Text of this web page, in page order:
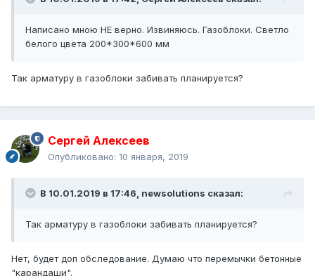
Написано мною НЕ верно. Извиняюсь. Газоблоки. Светло
белого цвета 200*300*600 мм
Так арматуру в газоблоки забивать планируется?
Сергей Алексеев
Опубликовано: 10 января, 2019
В 10.01.2019 в 17:46, newsolutions сказал:
Так арматуру в газоблоки забивать планируется?
Нет, будет доп обследование. Думаю что перемычки бетонные
"карандаши".